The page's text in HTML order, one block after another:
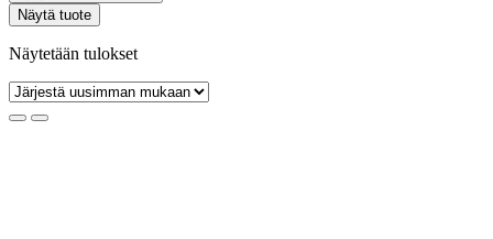
Näytä tuote
Näytetään tulokset